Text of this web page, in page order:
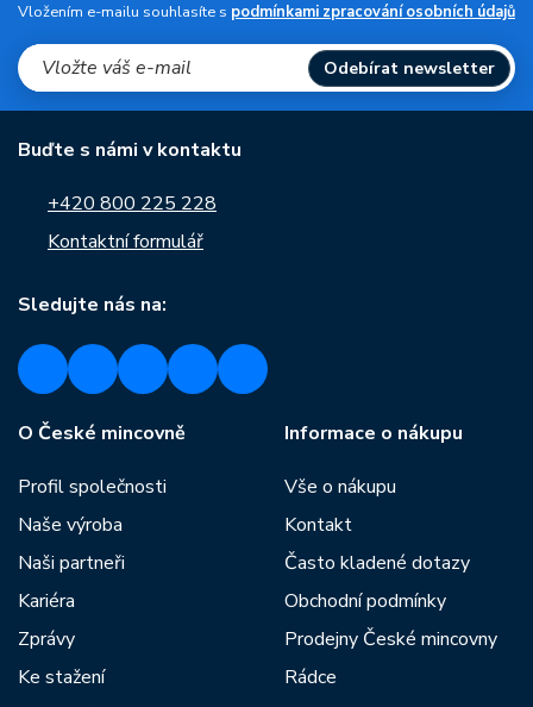
Vložením e-mailu souhlasíte s podmínkami zpracování osobních údajů
Odebírat newsletter
Buďte s námi v kontaktu
+420 800 225 228
Kontaktní formulář
Sledujte nás na:
O České mincovně
Profil společnosti
Naše výroba
Naši partneři
Kariéra
Zprávy
Ke stažení
Informace o nákupu
Vše o nákupu
Kontakt
Často kladené dotazy
Obchodní podmínky
Prodejny České mincovny
Rádce